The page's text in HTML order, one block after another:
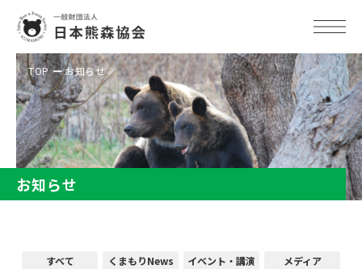
TOP お知らせ
お知らせ
すべて くまもりNews イベント・講演
メディア